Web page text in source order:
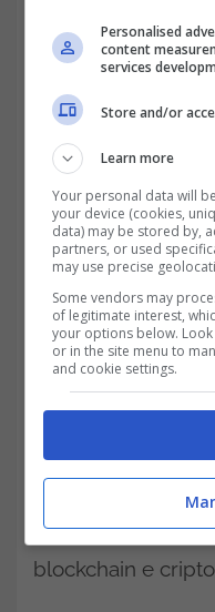
contribuito in
creazione di
Lubin è tra le
leader di
produzione
che ha come
blockchain e
Personalised
content
services
Store and/or
Learn more
Your personal data will
your device (cookies,
data) may be stored by,
partners, or used
may use precise
Some vendors may
of legitimate interest,
your options below.
or in the site menu to
and cookie settings.